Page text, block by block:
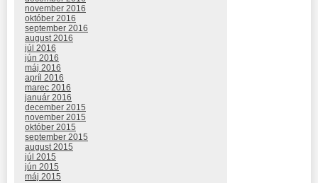
november 2016
október 2016
september 2016
august 2016
júl 2016
jún 2016
máj 2016
apríl 2016
marec 2016
január 2016
december 2015
november 2015
október 2015
september 2015
august 2015
júl 2015
jún 2015
máj 2015